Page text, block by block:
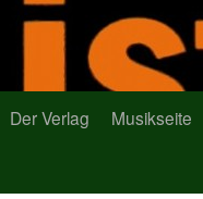
Der Verlag Musikseite